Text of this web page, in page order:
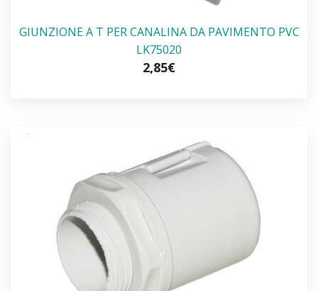
GIUNZIONE A T PER CANALINA DA PAVIMENTO PVC
LK75020
2,85€